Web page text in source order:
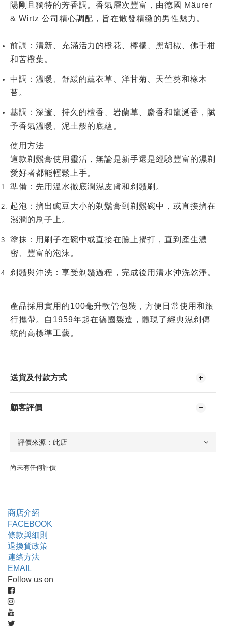
陽剛且獨特的芳香調。香氣層次豐富，由德國 Mäurer
& Wirtz 公司精心調配，旨在散發精緻的男性魅力。
前調 ：清新、充滿活力的橙花 檸檬 黑胡椒
佛手柑
和苦橙葉。
中調 ：溫暖、舒緩的薰衣草 洋甘菊 天竺葵和橡木
苔。
基調 ：深邃、持久的檀香 岩蘭草 麝香和龍涎香 ，賦
予香氣溫暖、泥土般的底蘊。
使用方法
這款剃鬚膏使用靈活，無論是新手還是經驗豐富的濕剃
愛好者都能輕鬆上手。
準備 ：先用溫水徹底潤濕皮膚和剃鬚刷。
起泡 ：擠出豌豆大小的剃鬚膏到剃鬚碗中，或直接擠在
濕潤的刷子上。
塗抹 ：用刷子在碗中或直接在臉上攪打，直到產生濃
密、豐富的泡沫。
剃鬚與沖洗 ：享受剃鬚過程，完成後用清水沖洗乾淨。
產品採用實用的100毫升軟管包裝，方便日常使用和旅
行攜帶。自1959年起在德國 製造，體現了經典濕剃傳
統的高標準工藝。
送貨及付款方式
顧客評價
尚未有任何評價
商店介紹
FACEBOOK
條款與細則
退換貨政策
連絡方法
EMAIL
Follow us on